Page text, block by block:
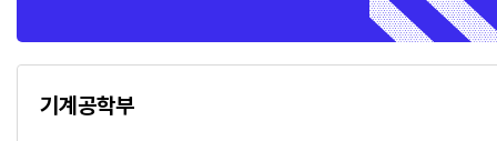
기계공학부